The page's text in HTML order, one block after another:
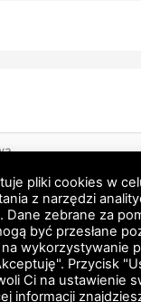
Regulamin
Licencje
pliki cookies w
z narzędzi
Dane zebrane za
być przesłane
wykorzystywanie
Przycisk
Ci na ustawienie
informacji